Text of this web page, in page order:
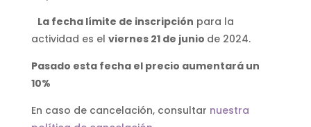
MONITORES
ALMUERZO +
MONITORES
La fecha límite de inscripción para la
actividad es el viernes 21 de junio de 2024.
Pasado esta fecha el precio aumentará un
10%
En caso de cancelación, consultar nuestra